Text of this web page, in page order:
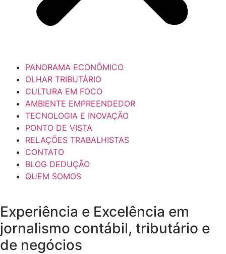
PANORAMA ECONÔMICO
OLHAR TRIBUTÁRIO
CULTURA EM FOCO
AMBIENTE EMPREENDEDOR
TECNOLOGIA E INOVAÇÃO
PONTO DE VISTA
RELAÇÕES TRABALHISTAS
CONTATO
BLOG DEDUÇÃO
QUEM SOMOS
Experiência e Excelência em
jornalismo contábil, tributário e
de negócios